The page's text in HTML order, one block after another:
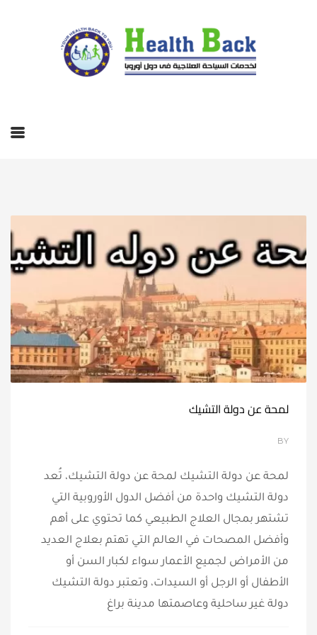
لمحة عن دولة التشيك
BY
لمحة عن دولة التشيك لمحة عن دولة التشيك، تُعد
دولة التشيك واحدة من أفضل الدول الأوروبية التي
تشتهر بمجال العلاج الطبيعي كما تحتوي على أهم
وأفضل المصحات في العالم التي تهتم بعلاج العديد
من الأمراض لجميع الأعمار سواء لكبار السن أو
الأطفال أو الرجل أو السيدات، وتعتبر دولة التشيك
دولة غير ساحلية وعاصمتها مدينة براغ